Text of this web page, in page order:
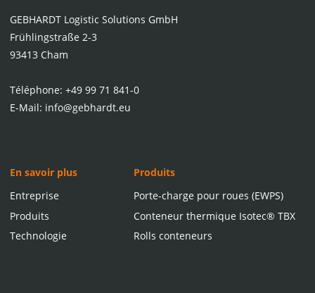
GEBHARDT Logistic Solutions GmbH
Frühlingstraße 2-3
93413 Cham
Téléphone: +49 99 71 841-0
E-Mail: info@gebhardt.eu
En savoir plus
Entreprise
Produits
Technologie
Produits
Porte-charge pour roues (EWPS)
Conteneur thermique Isotec® TBX
Rolls conteneurs